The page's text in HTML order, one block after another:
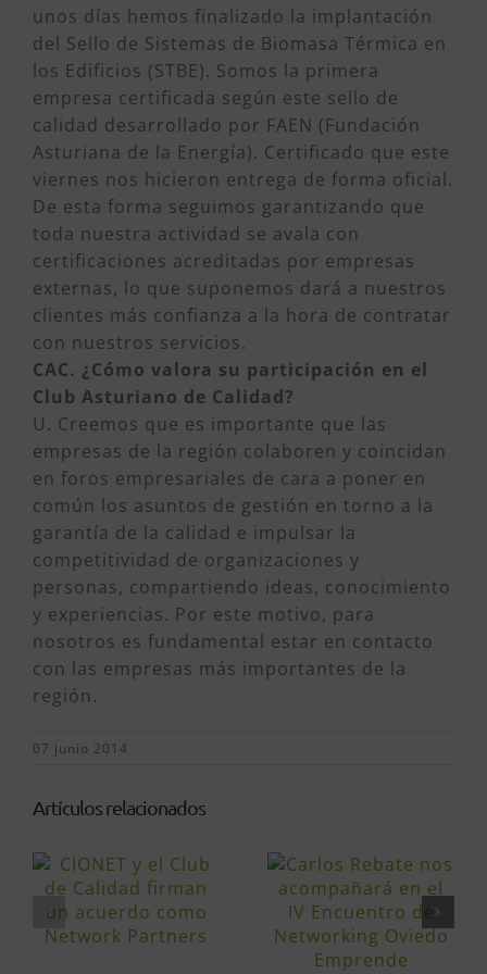
unos días hemos finalizado la implantación
del Sello de Sistemas de Biomasa Térmica en
los Edificios (STBE). Somos la primera
empresa certificada según este sello de
calidad desarrollado por FAEN (Fundación
Asturiana de la Energía). Certificado que este
viernes nos hicieron entrega de forma oficial.
De esta forma seguimos garantizando que
toda nuestra actividad se avala con
certificaciones acreditadas por empresas
externas, lo que suponemos dará a nuestros
clientes más confianza a la hora de contratar
con nuestros servicios.
CAC. ¿Cómo valora su participación en el
Club Asturiano de Calidad?
U. Creemos que es importante que las
empresas de la región colaboren y coincidan
en foros empresariales de cara a poner en
común los asuntos de gestión en torno a la
garantía de la calidad e impulsar la
competitividad de organizaciones y
personas, compartiendo ideas, conocimiento
y experiencias. Por este motivo, para
nosotros es fundamental estar en contacto
con las empresas más importantes de la
región.
07 junio 2014
Artículos relacionados